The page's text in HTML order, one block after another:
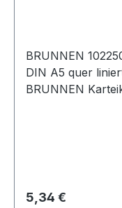
BRUNNEN
DIN A5 quer liniert weiß 100 St./Pack.
BRUNNEN
Regulärer Preis:
5,34 €